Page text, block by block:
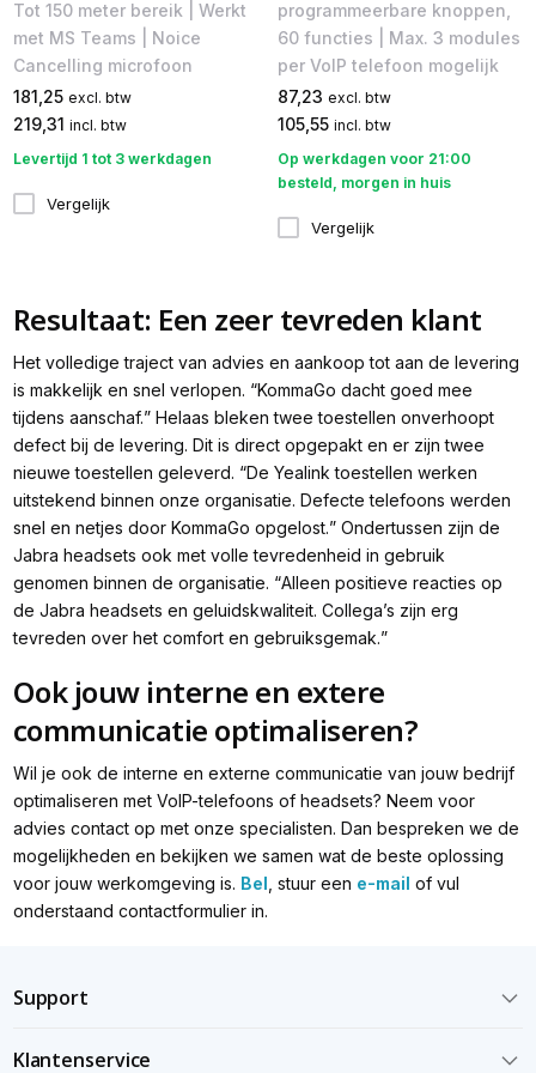
Tot 150 meter bereik | Werkt
met MS Teams | Noice
Cancelling microfoon
181,25 excl. btw
219,31 incl. btw
Levertijd 1 tot 3 werkdagen
Vergelijk
programmeerbare knoppen,
60 functies | Max. 3 modules
per VoIP telefoon mogelijk
87,23 excl. btw
105,55 incl. btw
Op werkdagen voor 21:00
besteld, morgen in huis
Vergelijk
Resultaat: Een zeer tevreden klant
Het volledige traject van advies en aankoop tot aan de levering
is makkelijk en snel verlopen. “KommaGo dacht goed mee
tijdens aanschaf.” Helaas bleken twee toestellen onverhoopt
defect bij de levering. Dit is direct opgepakt en er zijn twee
nieuwe toestellen geleverd. “De Yealink toestellen werken
uitstekend binnen onze organisatie. Defecte telefoons werden
snel en netjes door KommaGo opgelost.” Ondertussen zijn de
Jabra headsets ook met volle tevredenheid in gebruik
genomen binnen de organisatie. “Alleen positieve reacties op
de Jabra headsets en geluidskwaliteit. Collega’s zijn erg
tevreden over het comfort en gebruiksgemak.”
Ook jouw interne en extere
communicatie optimaliseren?
Wil je ook de interne en externe communicatie van jouw bedrijf
optimaliseren met VoIP-telefoons of headsets? Neem voor
advies contact op met onze specialisten. Dan bespreken we de
mogelijkheden en bekijken we samen wat de beste oplossing
voor jouw werkomgeving is. Bel , stuur een e-mail of vul
onderstaand contactformulier in.
Support
Klantenservice